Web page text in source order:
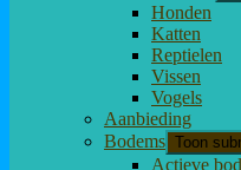
Honden
Katten
Reptielen
Vissen
Vogels
Aanbieding
Bodems Toon
Actieve